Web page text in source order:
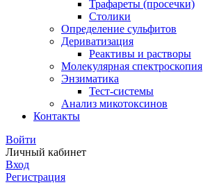
Трафареты (просечки)
Столики
Определение сульфитов
Дериватизация
Реактивы и растворы
Молекулярная спектроскопия
Энзиматика
Тест-системы
Анализ микотоксинов
Контакты
Войти
Личный кабинет
Вход
Регистрация